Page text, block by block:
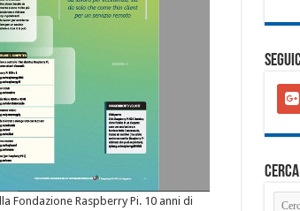
Fondazione Raspberry Pi. 10 anni di
plus-
cerca